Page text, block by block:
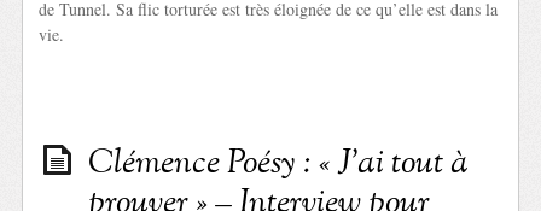
de Tunnel. Sa flic torturée est très éloignée de ce qu’elle est dans la
vie.
Clémence Poésy : « J’ai tout à